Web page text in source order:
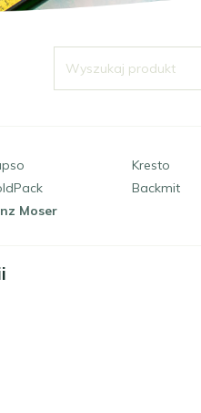
Kresto
Backmit
Moser